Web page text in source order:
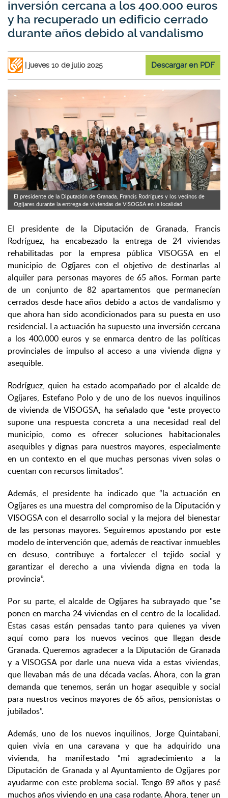
inversión cercana a los 400.000 euros
y ha recuperado un edificio cerrado
durante años debido al vandalismo
jueves 10 de julio 2025 Descargar en PDF
El presidente de la Diputación de Granada, Francis Rodrígues y los vecinos de
Ogíjares durante la entrega de viviendas de VISOGSA en la localidad
El presidente de la Diputación de Granada, Francis
Rodríguez, ha encabezado la entrega de 24 viviendas
rehabilitadas por la empresa pública VISOGSA en el
municipio de Ogíjares con el objetivo de destinarlas al
alquiler para personas mayores de 65 años. Forman parte
de un conjunto de 82 apartamentos que permanecían
cerrados desde hace años debido a actos de vandalismo y
que ahora han sido acondicionados para su puesta en uso
residencial. La actuación ha supuesto una inversión cercana
a los 400.000 euros y se enmarca dentro de las políticas
provinciales de impulso al acceso a una vivienda digna y
asequible.
Rodríguez, quien ha estado acompañado por el alcalde de
Ogíjares, Estefano Polo y de uno de los nuevos inquilinos
de vivienda de VISOGSA, ha señalado que “este proyecto
supone una respuesta concreta a una necesidad real del
municipio, como es ofrecer soluciones habitacionales
asequibles y dignas para nuestros mayores, especialmente
en un contexto en el que muchas personas viven solas o
cuentan con recursos limitados”.
Además, el presidente ha indicado que “la actuación en
Ogíjares es una muestra del compromiso de la Diputación y
VISOGSA con el desarrollo social y la mejora del bienestar
de las personas mayores. Seguiremos apostando por este
modelo de intervención que, además de reactivar inmuebles
en desuso, contribuye a fortalecer el tejido social y
garantizar el derecho a una vivienda digna en toda la
provincia”.
Por su parte, el alcalde de Ogíjares ha subrayado que "se
ponen en marcha 24 viviendas en el centro de la localidad.
Estas casas están pensadas tanto para quienes ya viven
aquí como para los nuevos vecinos que llegan desde
Granada. Queremos agradecer a la Diputación de Granada
y a VISOGSA por darle una nueva vida a estas viviendas,
que llevaban más de una década vacías. Ahora, con la gran
demanda que tenemos, serán un hogar asequible y social
para nuestros vecinos mayores de 65 años, pensionistas o
jubilados”.
Además, uno de los nuevos inquilinos, Jorge Quintabani,
quien vivía en una caravana y que ha adquirido una
vivienda, ha manifestado “mi agradecimiento a la
Diputación de Granada y al Ayuntamiento de Ogíjares por
ayudarme con este problema social. Tengo 89 años y pasé
muchos años viviendo en una casa rodante. Ahora, tener un